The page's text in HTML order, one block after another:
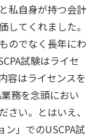
私自身が持つ会計
してくれました。
のでなく長年にわ
試験はライセ
容はライセンスを
務を念頭におい
い。とはいえ、
ン」でのUSCPA試